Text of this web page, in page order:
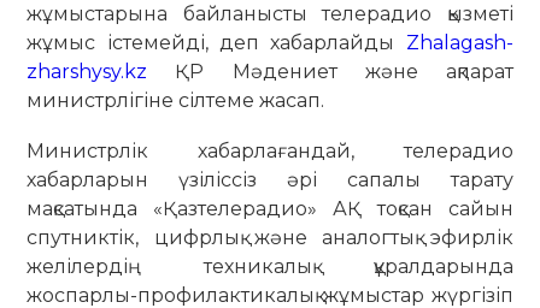
жұмыстарына байланысты телерадио қызметі
жұмыс істемейді, деп хабарлайды Zhalagash-
zharshysy.kz ҚР Мәдениет және ақпарат
министрлігіне сілтеме жасап.
Министрлік хабарлағандай, телерадио
хабарларын үзіліссіз әрі сапалы тарату
мақсатында «Қазтелерадио» АҚ тоқсан сайын
спутниктік, цифрлық және аналогтық эфирлік
желілердің техникалық құралдарында
жоспарлы-профилактикалық жұмыстар жүргізіп